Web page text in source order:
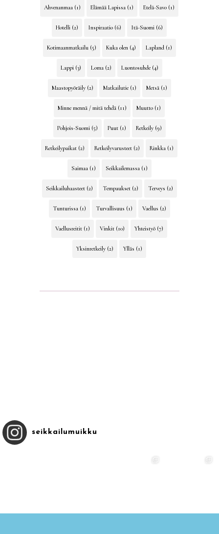
Ahvenanmaa (1) Elämää Lapissa (1) Etelä-Savo (1)
Hotelli (2) Inspiraatio (6) Itä-Suomi (6)
Kotimaanmatkailu(5) Kuka olen(4) Lapland(1)
Lappi(3) Loma(2) Luontosuhde(4)
Maastopyöräily(2) Matkailutie(1) Metsä(1)
Minne mennä / mitä tehdä (11) Muutto (1)
Pohjois-Suomi(5) Puut(1) Retkeily(9)
Retkeilypaikat (2) Retkeilyvarusteet (2) Rinkka (1)
Saimaa(1) Seikkailemassa(1)
Seikkailuhaasteet(2) Tempaukset(2) Terveys (2)
Tunturissa(1) Turvallisuus (1) Vaellus (2)
Vaellusreitit (1) Vinkit (10) Yhteistyö (7)
Yksinretkeily (2) Ylläs (1)
seikkailumuikku